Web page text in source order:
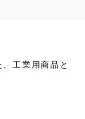
工業用商品と